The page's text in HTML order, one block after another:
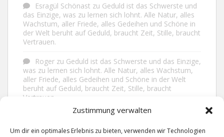
Zustimmung verwalten
Um dir ein optimales Erlebnis zu bieten, verwenden wir Technologien
Esragül Schönast zu Geduld ist das Schwerste und
das Einzige, was zu lernen sich lohnt. Alle Natur, alles
Wachstum, aller Friede, alles Gedeihen und Schöne in
der Welt beruht auf Geduld, braucht Zeit, Stille, braucht
Vertrauen.
Roger zu Geduld ist das Schwerste und das Einzige,
was zu lernen sich lohnt. Alle Natur, alles Wachstum,
aller Friede, alles Gedeihen und Schöne in der Welt
beruht auf Geduld, braucht Zeit, Stille, braucht
Vertrauen.
Nichts in unserem Leben